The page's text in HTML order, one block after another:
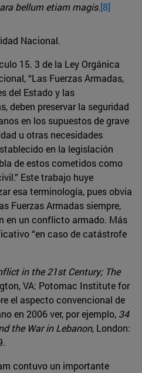
bellum etiam magis.[8]
Nacional.
15. 3 de la Ley Orgánica
“Las Fuerzas Armadas,
del Estado y las
deben preservar la seguridad
en los supuestos de grave
u otras necesidades
en la legislación
de estos cometidos como
Este trabajo huye
esa terminología, pues obvia
Fuerzas Armadas siempre,
en un conflicto armado. Más
“en caso de catástrofe
in the 21st Century; The
VA: Potomac Institute for
el aspecto convencional de
en 2006 ver, por ejemplo, 34
the War in Lebanon, London:
contuvo un importante